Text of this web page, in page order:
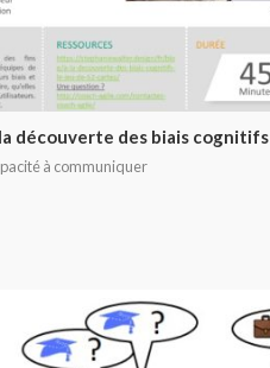
découverte des biais cognitifs
à communiquer